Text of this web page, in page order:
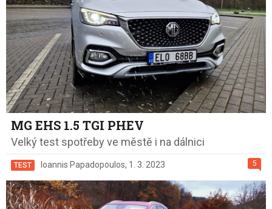
MG EHS 1.5 TGI PHEV
Velký test spotřeby ve městě i na dálnici
5
TEST Ioannis Papadopoulos, 1. 3. 2023